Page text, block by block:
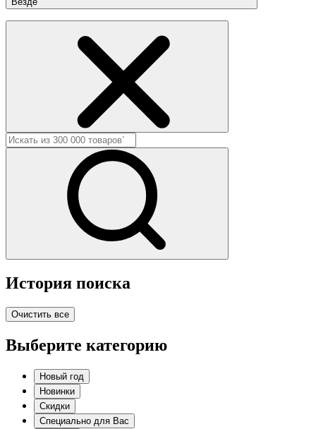
История поиска
Очистить все
Выберите категорию
Новый год
Новинки
Скидки
Специально для Вас